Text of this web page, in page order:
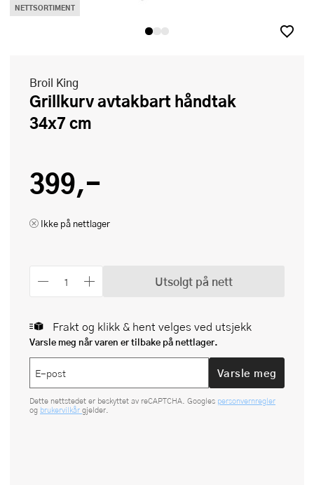
NETTSORTIMENT
Broil King
Grillkurv avtakbart håndtak
34x7 cm
399,-
Ikke på nettlager
Utsolgt på nett
Frakt og klikk & hent velges ved utsjekk
Varsle meg når varen er tilbake på nettlager.
Varsle meg
Dette nettstedet er beskyttet av reCAPTCHA. Googles personvernregler
og brukervilkår gjelder.